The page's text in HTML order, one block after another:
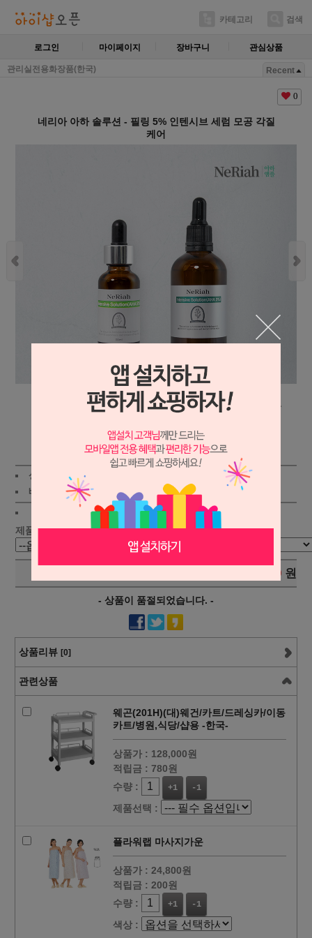
카테고리 검색
로그인 마이페이지 장바구니 관심상품
관리실전용화장품(한국) Recent
0
네리아 아하 솔루션 - 필링 5% 인텐시브 세럼 모공 각질
케어
상세보기
상품가 :
배송비 : (조건) ! 지역별 !
제품 선택 :
0 원
- 상품이 품절되었습니다. -
상품리뷰 [0]
관련상품
웨곤(201H)(대)웨건/카트/드레싱카/이동
카트/병원,식당/샵용 -한국-
상품가 : 128,000원
적립금 : 780원
수량 :
+1 -1
제품선택 :
플라워랩 마사지가운
상품가 : 24,800원
적립금 : 200원
수량 :
+1 -1
색상 :